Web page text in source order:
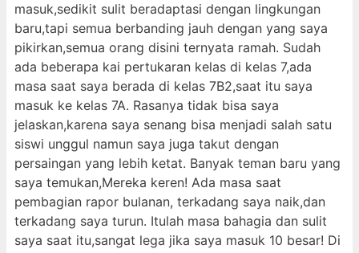
masuk,sedikit sulit beradaptasi dengan lingkungan
baru,tapi semua berbanding jauh dengan yang saya
pikirkan,semua orang disini ternyata ramah. Sudah
ada beberapa kai pertukaran kelas di kelas 7,ada
masa saat saya berada di kelas 7B2,saat itu saya
masuk ke kelas 7A. Rasanya tidak bisa saya
jelaskan,karena saya senang bisa menjadi salah satu
siswi unggul namun saya juga takut dengan
persaingan yang lebih ketat. Banyak teman baru yang
saya temukan,Mereka keren! Ada masa saat
pembagian rapor bulanan, terkadang saya naik,dan
terkadang saya turun. Itulah masa bahagia dan sulit
saya saat itu,sangat lega jika saya masuk 10 besar! Di